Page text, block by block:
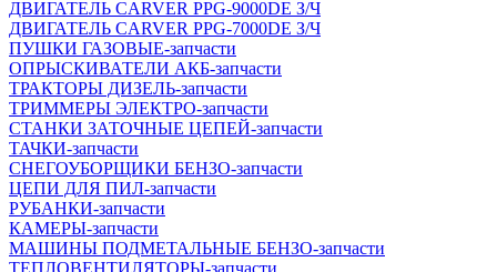
ДВИГАТЕЛЬ CARVER PPG-9000DE З/Ч
ДВИГАТЕЛЬ CARVER PPG-7000DE З/Ч
ПУШКИ ГАЗОВЫЕ-запчасти
ОПРЫСКИВАТЕЛИ АКБ-запчасти
ТРАКТОРЫ ДИЗЕЛЬ-запчасти
ТРИММЕРЫ ЭЛЕКТРО-запчасти
СТАНКИ ЗАТОЧНЫЕ ЦЕПЕЙ-запчасти
ТАЧКИ-запчасти
СНЕГОУБОРЩИКИ БЕНЗО-запчасти
ЦЕПИ ДЛЯ ПИЛ-запчасти
РУБАНКИ-запчасти
КАМЕРЫ-запчасти
МАШИНЫ ПОДМЕТАЛЬНЫЕ БЕНЗО-запчасти
ТЕПЛОВЕНТИЛЯТОРЫ-запчасти